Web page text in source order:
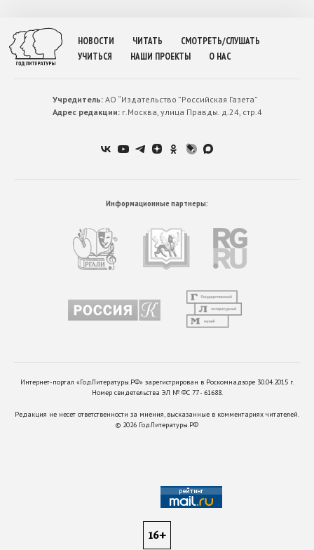
НОВОСТИ ЧИТАТЬ
СМОТРЕТЬ/СЛУШАТЬ
УЧИТЬСЯ
НАШИ ПРОЕКТЫ О НАС
Учредитель:АО “Издательство ”Российская Газета”
Адрес редакции:г.Москва, улица Правды. д.24, стр.4
Информационные партнеры:
Интернет-портал «ГодЛитературы.РФ» зарегистрирован в Роскомнадзоре 30.04.2015 г.
Номер свидетельства ЭЛ № ФС 77 - 61688.
Редакция не несет ответственности за мнения, высказанные в комментариях читателей.
© 2026 ГодЛитературы.РФ
16+